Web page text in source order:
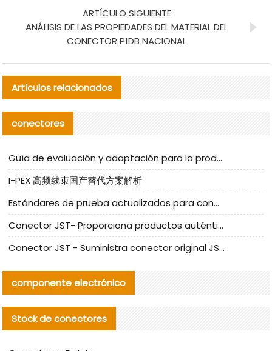
ARTÍCULO SIGUIENTE
ANÁLISIS DE LAS PROPIEDADES DEL MATERIAL DEL
CONECTOR P1DB NACIONAL
Artículos relacionados
conectores
Guía de evaluación y adaptación para la producción en serie de componentes de cables nacionales para CNC Tech
I-PEX 高频线束国产替代方案解析
Estándares de prueba actualizados para conectores nacionales bajo la referencia de CLIFF
Conector JST- Proporciona productos auténticos y alternativos del conector JST NSHR-02V-S
Conector JST - Suministra conector original JST GHR-09V-S | productos alternativos
componente electrónico
Stock de conectores